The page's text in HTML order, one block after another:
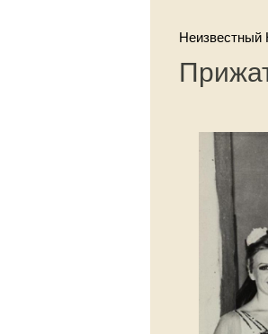
Неизвестный